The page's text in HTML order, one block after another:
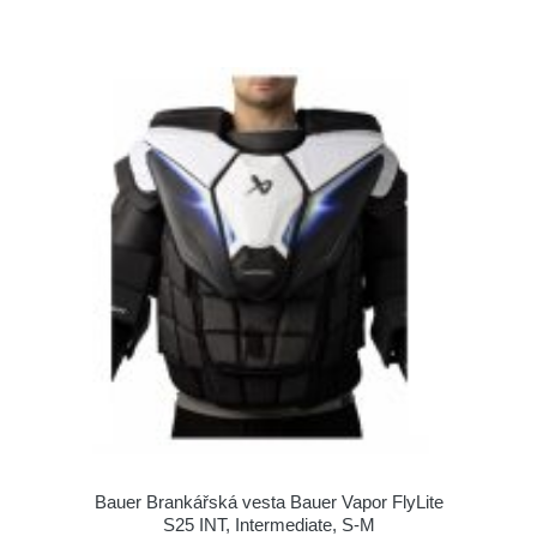
Bauer Brankářská vesta Bauer Vapor FlyLite
S25 INT, Intermediate, S-M